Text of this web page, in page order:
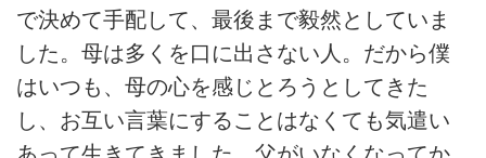
で決めて手配して、最後まで毅然としていま
した。母は多くを口に出さない人。だから僕
はいつも、母の心を感じとろうとしてきた
し、お互い言葉にすることはなくても気遣い